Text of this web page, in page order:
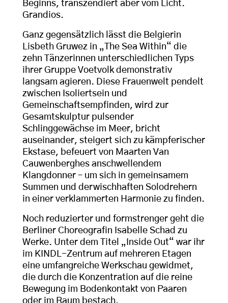
Beginns, transzendiert aber vom Licht.
Grandios.
Ganz gegensätzlich lässt die Belgierin
Lisbeth Gruwez in „The Sea Within“ die
zehn Tänzerinnen unterschiedlichen Typs
ihrer Gruppe Voetvolk demonstrativ
langsam agieren. Diese Frauenwelt pendelt
zwischen Isoliertsein und
Gemeinschaftsempfinden, wird zur
Gesamtskulptur pulsender
Schlinggewächse im Meer, bricht
auseinander, steigert sich zu kämpferischer
Ekstase, befeuert von Maarten Van
Cauwenberghes anschwellendem
Klangdonner – um sich in gemeinsamem
Summen und derwischhaften Solodrehern
in einer verklammerten Harmonie zu finden.
Noch reduzierter und formstrenger geht die
Berliner Choreografin Isabelle Schad zu
Werke. Unter dem Titel „Inside Out“ war ihr
im KINDL-Zentrum auf mehreren Etagen
eine umfangreiche Werkschau gewidmet,
die durch die Konzentration auf die reine
Bewegung im Bodenkontakt von Paaren
oder im Raum bestach.